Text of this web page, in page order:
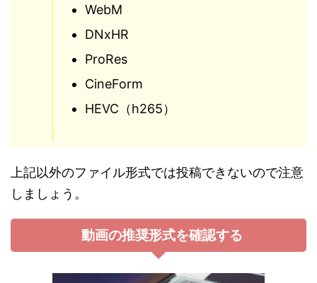
WebM
DNxHR
ProRes
CineForm
HEVC（h265）
上記以外のファイル形式では投稿できないので注意
しましょう。
動画の推奨形式を確認する